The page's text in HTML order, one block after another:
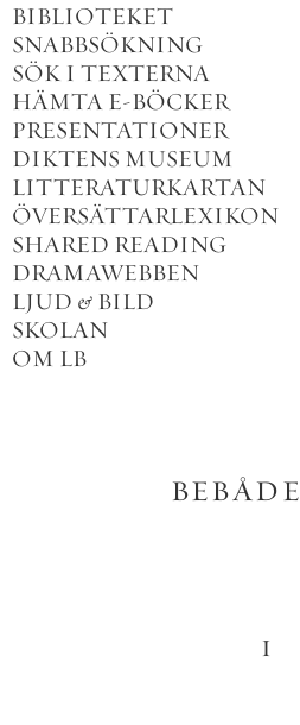
BIBLIOTEKET
SNABBSÖKNING
SÖK I TEXTERNA
HÄMTA E-BÖCKER
PRESENTATIONER
DIKTENS MUSEUM
LITTERATURKARTAN
ÖVERSÄTTARLEXIKON
SHARED READING
DRAMAWEBBEN
LJUD & BILD
SKOLAN
OM LB
I